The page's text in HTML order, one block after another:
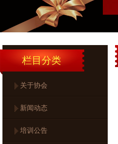
栏目分类
关于协会
新闻动态
培训公告